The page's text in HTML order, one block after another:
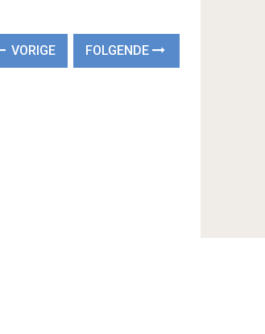
VORIGE FOLGENDE